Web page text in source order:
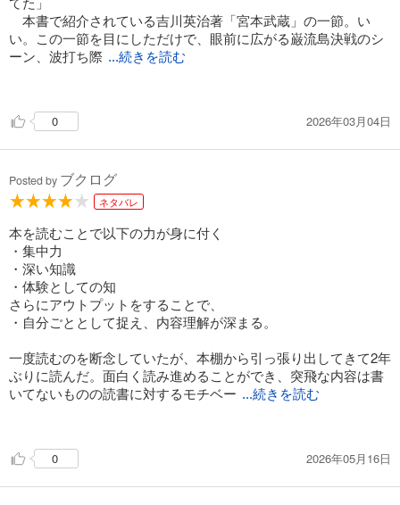
本書で紹介されている吉川英治著「宮本武蔵」の一節。い
い。この一節を目にしただけで、眼前に広がる巌流島決戦のシ
ーン、波打ち際 ...続きを読む
とてつもない世界へのリスペクトが詰まった本。好きで好き
で、最高だと思えるものがある幸せ。
ろう。教養が何故必要かと聞かれると、テストの答えにはつな
がらないかもしれないけれど、確実に人生は味わい深くなる
よ」と。焼酎「赤兎馬」を飲んで「へー、変わった名前~」っ
て言って飲むよりね。
「赤兎馬（せきとば）」は、三国志の英雄・関羽の愛馬だ。
燃えるような赤い目をしていたのでその名がついた。関羽が非
業の死を遂げた後、数度戦場に姿を現して敵兵を混乱に陥れ
た。関羽の亡霊が現れた、と。そして関羽を殺した敵が死ぬの
を見届けると、赤兎馬も姿を消し二度と現れることはなかっ
杯。
0 2026年03月04日
Posted by ブクログ
ネタバレ
本を読むことで以下の力が身に付く
・集中力
・深い知識
・体験としての知
さらにアウトプットをすることで、
・自分ごととして捉え、内容理解が深まる。
一度読むのを断念していたが、本棚から引っ張り出してきて2年
ぶりに読んだ。面白く読み進めることができ、突飛な内容は書
いてないものの読書に対するモチベー ...続きを読む
た。加えて、自分がこれまでいかに受動的に本を読んでいたか
に気付かされ、これからはきちんと自分の言葉として何を学ん
0 2026年05月16日